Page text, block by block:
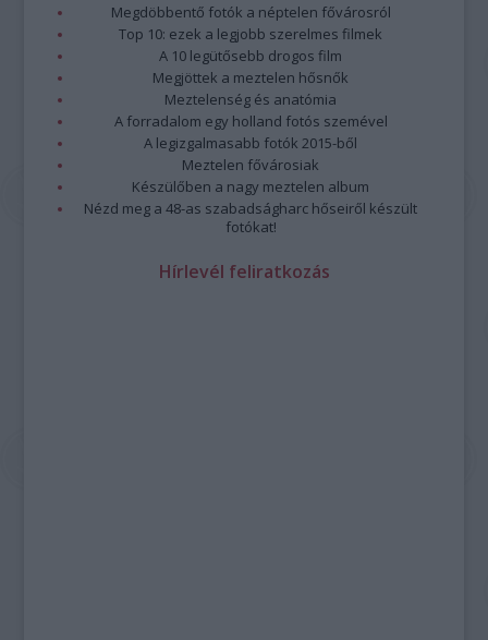
Megdöbbentő fotók a néptelen fővárosról
Top 10: ezek a legjobb szerelmes filmek
A 10 legütősebb drogos film
Megjöttek a meztelen hősnők
Meztelenség és anatómia
A forradalom egy holland fotós szemével
A legizgalmasabb fotók 2015-ből
Meztelen fővárosiak
Készülőben a nagy meztelen album
Nézd meg a 48-as szabadságharc hőseiről készült
fotókat!
Hírlevél feliratkozás